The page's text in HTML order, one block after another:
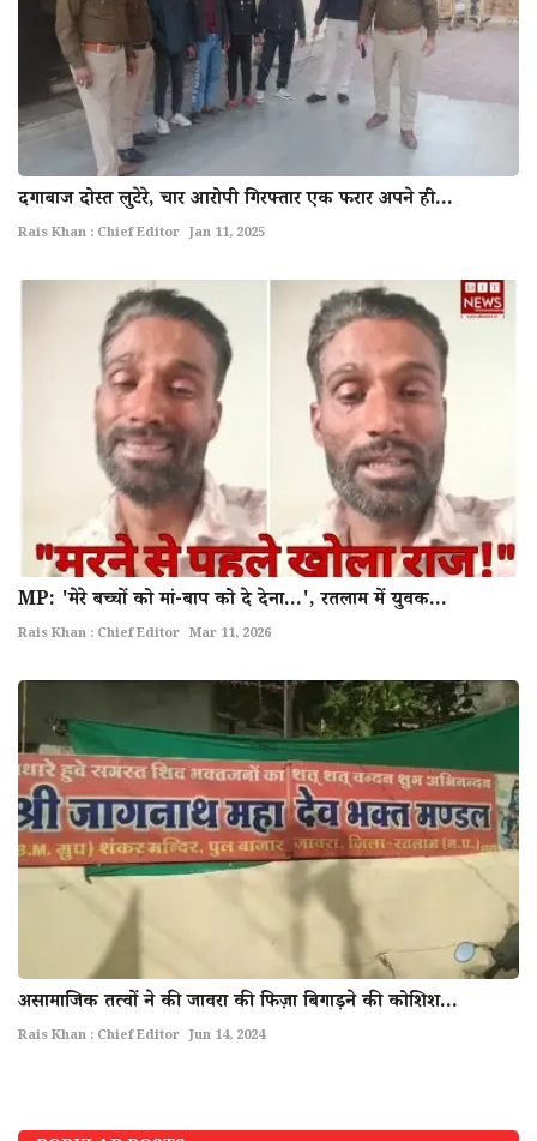
दगाबाज दोस्त लुटेरे, चार आरोपी गिरफ्तार एक फरार अपने ही...
Rais Khan : Chief Editor Jan 11, 2025
MP: 'मेरे बच्चों को मां-बाप को दे देना...', रतलाम में युवक...
Rais Khan : Chief Editor Mar 11, 2026
असामाजिक तत्वों ने की जावरा की फिज़ा बिगाड़ने की कोशिश...
Rais Khan : Chief Editor Jun 14, 2024